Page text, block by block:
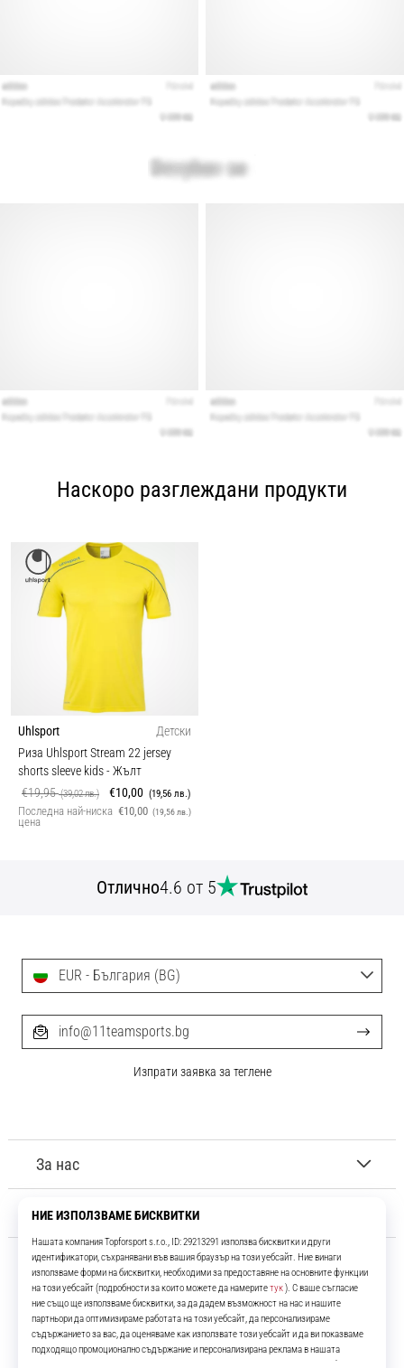
Наскоро разглеждани продукти
Uhlsport
Детски
Риза Uhlsport Stream 22 jersey
shorts sleeve kids- Жълт
€19,95(39,02 лв.) €10,00 (19,56 лв.)
Последна най-ниска
цена
€10,00 (19,56 лв.)
Отлично4.6 от 5
11teamsports.bg
Повече от 16 години ние сме ваши съотборници, представяйки ви
най-добрите и най-новите футболни продукти.
За нас
Обслужване на клиенти
EUR - България (BG)
info@11teamsports.bg
Изпрати заявка за теглене